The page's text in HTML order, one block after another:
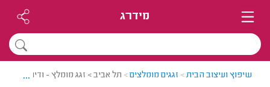
מידרג
שיפוץ ועיצוב הבית> זגגים מומלצים> תל אביב > זגג מומלץ - ודים ...